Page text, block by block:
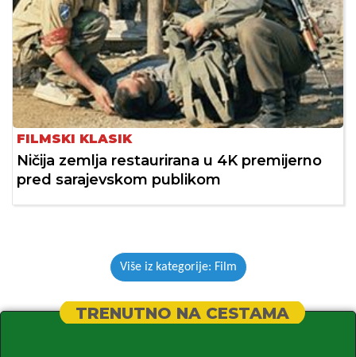
FILMSKI KLASIK
Ničija zemlja restaurirana u 4K premijerno
pred sarajevskom publikom
Više iz kategorije: Film
TRENUTNO NA CESTAMA